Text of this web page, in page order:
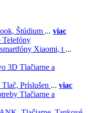
Štúdium ... viac
Telefóny
smartfóny Xiaomi, t ...
3D Tlačiarne a
Tlač, Príslušen ... viac
Tlačiarne a